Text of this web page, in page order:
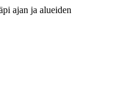
ajan ja alueiden